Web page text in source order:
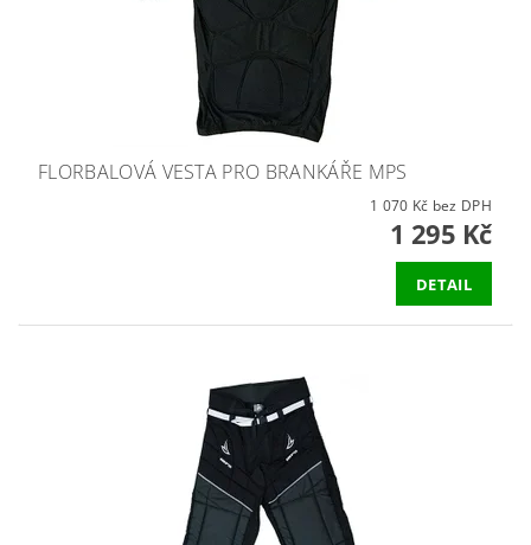
FLORBALOVÁ VESTA PRO BRANKÁŘE MPS
1 070 Kč bez DPH
1 295 Kč
DETAIL